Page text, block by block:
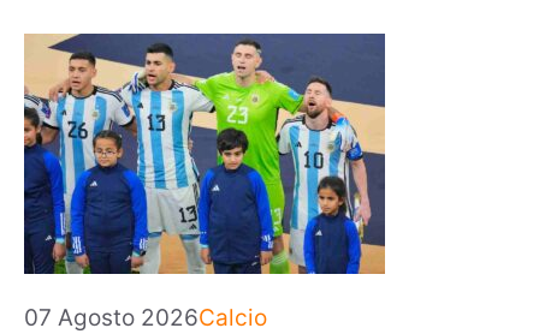
07 Agosto 2026Categorie
Calcio